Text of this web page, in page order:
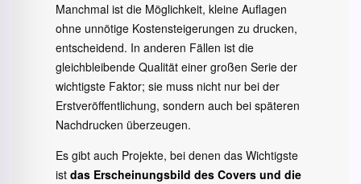
Manchmal ist die Möglichkeit, kleine Auflagen
ohne unnötige Kostensteigerungen zu drucken,
entscheidend. In anderen Fällen ist die
gleichbleibende Qualität einer großen Serie der
wichtigste Faktor; sie muss nicht nur bei der
Erstveröffentlichung, sondern auch bei späteren
Nachdrucken überzeugen.
Es gibt auch Projekte, bei denen das Wichtigste
ist das Erscheinungsbild des Covers und die